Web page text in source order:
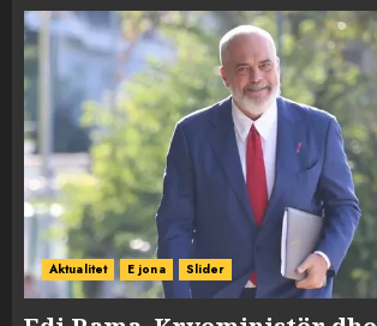
Aktualitet E jona Slider